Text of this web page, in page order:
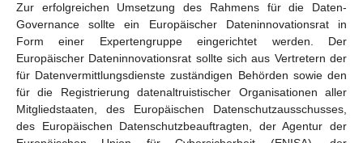
Zur erfolgreichen Umsetzung des Rahmens für die Daten-
Governance sollte ein Europäischer Dateninnovationsrat in
Form einer Expertengruppe eingerichtet werden. Der
Europäischer Dateninnovationsrat sollte sich aus Vertretern der
für Datenvermittlungsdienste zuständigen Behörden sowie den
für die Registrierung datenaltruistischer Organisationen aller
Mitgliedstaaten, des Europäischen Datenschutzausschusses,
des Europäischen Datenschutzbeauftragten, der Agentur der